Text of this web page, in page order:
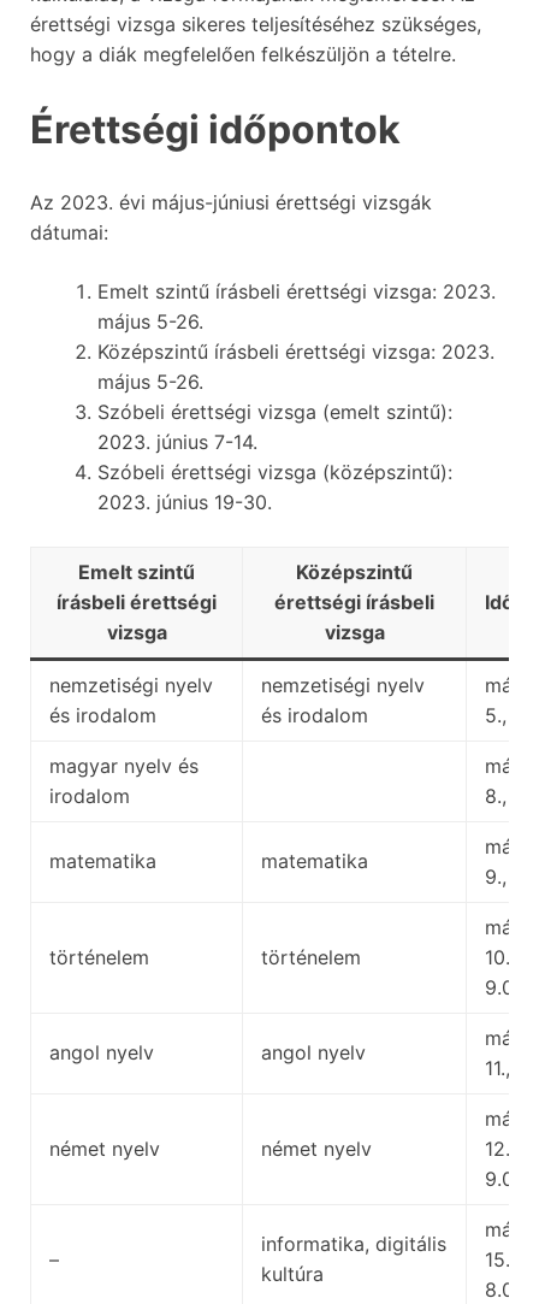
érettségi vizsga sikeres teljesítéséhez szükséges,
hogy a diák megfelelően felkészüljön a tételre.
Érettségi időpontok
Az 2023. évi május-júniusi érettségi vizsgák
dátumai:
Emelt szintű írásbeli érettségi vizsga: 2023.
május 5-26.
Középszintű írásbeli érettségi vizsga: 2023.
május 5-26.
Szóbeli érettségi vizsga (emelt szintű):
2023. június 7-14.
Szóbeli érettségi vizsga (középszintű):
2023. június 19-30.
Emelt szintű
írásbeli érettségi
vizsga
Középszintű
érettségi írásbeli
vizsga
nemzetiségi nyelv
és irodalom
nemzetiségi nyelv
és irodalom
május
5.,
magyar nyelv és
irodalom
május
8.,
matematika matematika
május
9.,
történelem történelem
május
10.,
9.00
angol nyelv angol nyelv
május
11.,
német nyelv német nyelv
május
12.,
9.00
–
informatika, digitális
kultúra
május
15.,
8.00